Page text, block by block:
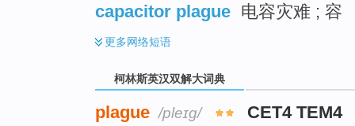
capacitor plague 电容灾难 ; 容
更多网络短语
柯林斯英汉双解大词典
plague /pleɪɡ/ CET4 TEM4